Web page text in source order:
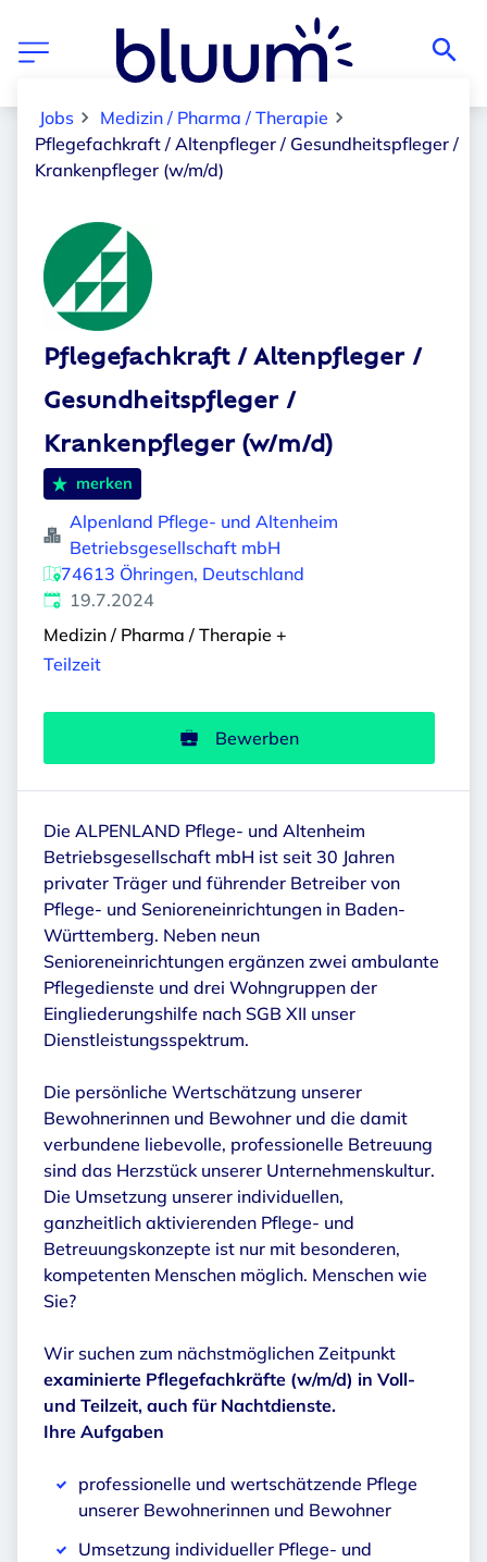
Jobs
Medizin / Pharma / Therapie
Pflegefachkraft / Altenpfleger / Gesundheitspfleger /
Krankenpfleger (w/m/d)
Pflegefachkraft / Altenpfleger /
Gesundheitspfleger /
Krankenpfleger (w/m/d)
merken
Alpenland Pflege- und Altenheim
Betriebsgesellschaft mbH
74613 Öhringen, Deutschland
Veröffentlicht:
19.7.2024
Medizin / Pharma / Therapie +
Teilzeit
Bewerben
Die ALPENLAND Pflege- und Altenheim
Betriebsgesellschaft mbH ist seit 30 Jahren
privater Träger und führender Betreiber von
Pflege- und Senioreneinrichtungen in Baden-
Württemberg. Neben neun
Senioreneinrichtungen ergänzen zwei ambulante
Pflegedienste und drei Wohngruppen der
Eingliederungshilfe nach SGB XII unser
Dienstleistungsspektrum.
Die persönliche Wertschätzung unserer
Bewohnerinnen und Bewohner und die damit
verbundene liebevolle, professionelle Betreuung
sind das Herzstück unserer Unternehmenskultur.
Die Umsetzung unserer individuellen,
ganzheitlich aktivierenden Pflege- und
Betreuungskonzepte ist nur mit besonderen,
kompetenten Menschen möglich. Menschen wie
Sie?
Wir suchen zum nächstmöglichen Zeitpunkt
examinierte Pflegefachkräfte (w/m/d) in Voll-
und Teilzeit, auch für Nachtdienste.
Ihre Aufgaben
professionelle und wertschätzende Pflege
unserer Bewohnerinnen und Bewohner
Umsetzung individueller Pflege- und